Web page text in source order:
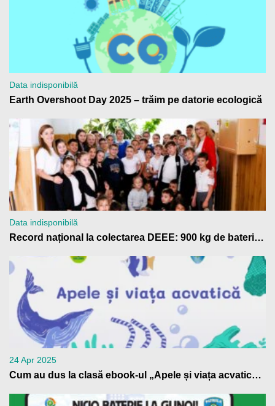
Data indisponibilă
Earth Overshoot Day 2025 – trăim pe datorie ecologică
Data indisponibilă
Record național la colectarea DEEE: 900 kg de baterii trimise la reciclare de Școala Gimnazială „Anton Pann” Râmnicu Vâlcea
24 Apr 2025
Cum au dus la clasă ebook-ul „Apele și viața acvatică” profesorii din Patrula de Reciclare